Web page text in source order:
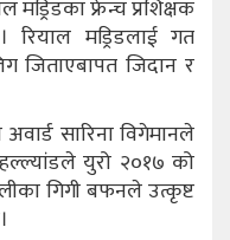
मड्रिडका फ्रेन्च प्रशिक्षक
मड्रिडलाई गत
जिताएबापत जिदान र
सारिना विगेमानले
युरो २०१७ को
गिगी बफनले उत्कृष्ट